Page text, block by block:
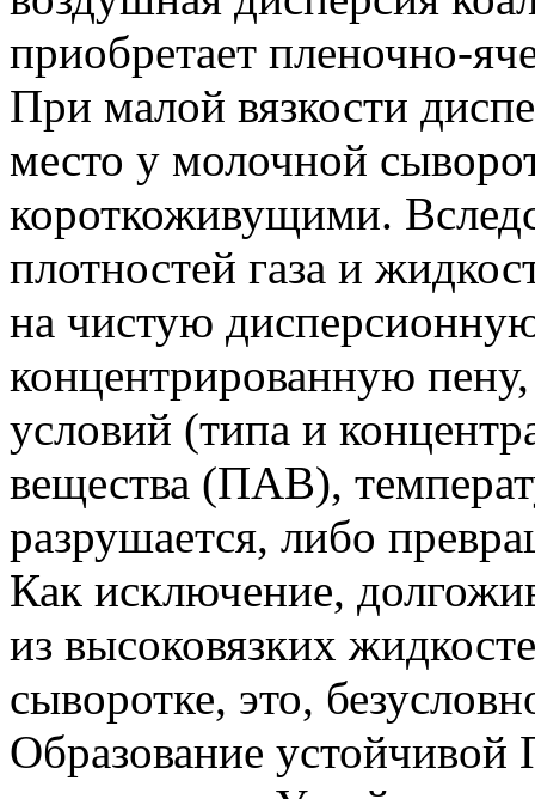
приобретает пленочно-
При малой вязкости
место у молочной
короткоживущими.
плотностей газа и
на чистую
концентрированную
условий (типа и
вещества (ПАВ),
разрушается, либо
Как исключение,
из высоковязких
сыворотке, это,
Образование